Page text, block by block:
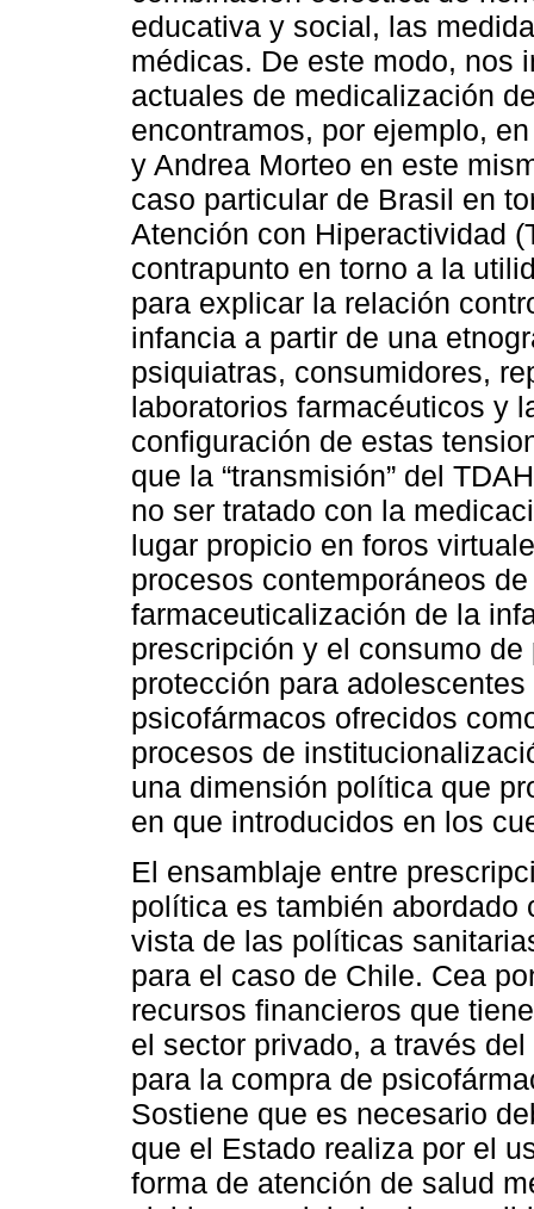
educativa y social, las
médicas. De este modo, nos
actuales de medicalización
encontramos, por ejemplo,
y Andrea Morteo en este
caso particular de Brasil en
Atención con Hiperactividad
contrapunto en torno a la
para explicar la relación
infancia a partir de una
psiquiatras, consumidores,
laboratorios farmacéuticos y
configuración de estas
que la “transmisión” del
no ser tratado con la
lugar propicio en foros
procesos contemporáneos
farmaceuticalización de la
prescripción y el consumo
protección para
psicofármacos ofrecidos
procesos de
una dimensión política que
en que introducidos en los
El ensamblaje entre
política es también abordado
vista de las políticas
para el caso de Chile. Cea
recursos financieros que
el sector privado, a través
para la compra de
Sostiene que es necesario
que el Estado realiza por el
forma de atención de salud